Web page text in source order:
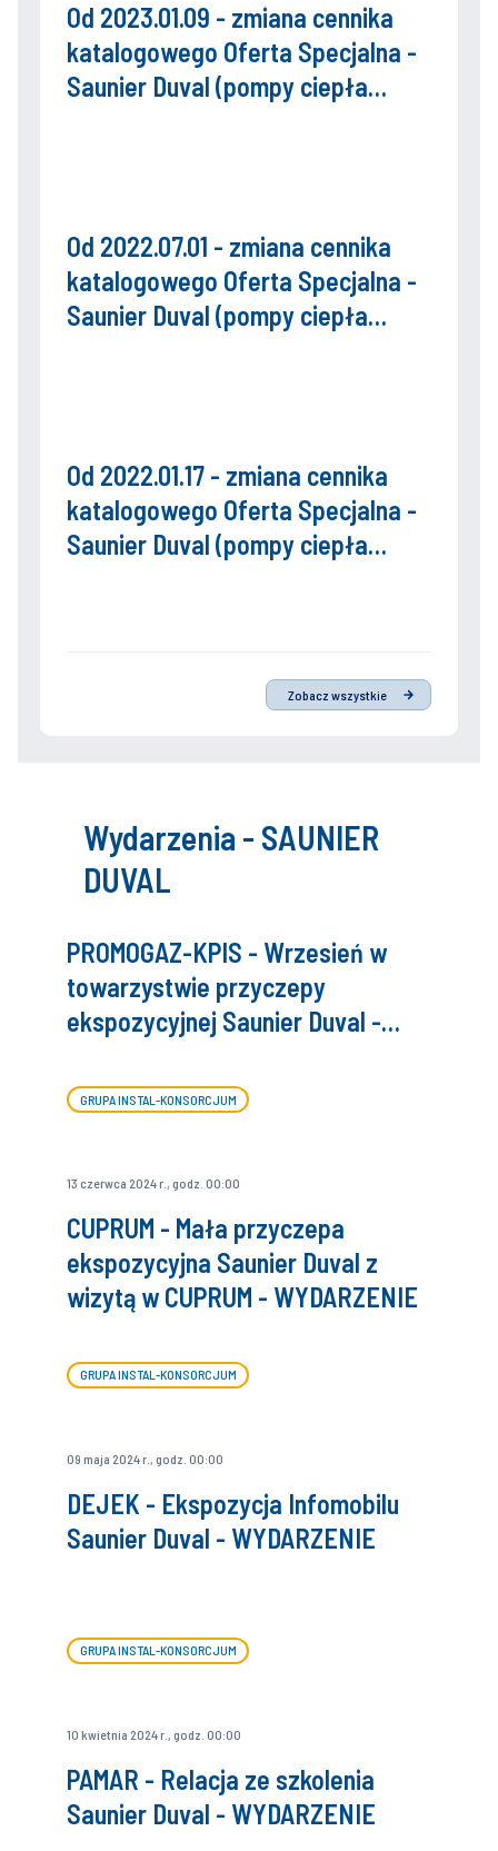
Od 2023.01.09 - zmiana cennika
katalogowego Oferta Specjalna -
Saunier Duval (pompy ciepła
Od 2022.07.01 - zmiana cennika
katalogowego Oferta Specjalna -
Saunier Duval (pompy ciepła
Od 2022.01.17 - zmiana cennika
katalogowego Oferta Specjalna -
Saunier Duval (pompy ciepła
Zobacz wszystkie
Wydarzenia - SAUNIER
DUVAL
PROMOGAZ-KPIS - Wrzesień w
towarzystwie przyczepy
ekspozycyjnej Saunier Duval -
GRUPA INSTAL-KONSORCJUM
13 czerwca 2024 r., godz. 00:00
CUPRUM - Mała przyczepa
ekspozycyjna Saunier Duval z
wizytą w CUPRUM - WYDARZENIE
GRUPA INSTAL-KONSORCJUM
09 maja 2024 r., godz. 00:00
DEJEK - Ekspozycja Infomobilu
Saunier Duval - WYDARZENIE
GRUPA INSTAL-KONSORCJUM
10 kwietnia 2024 r., godz. 00:00
PAMAR - Relacja ze szkolenia
Saunier Duval - WYDARZENIE